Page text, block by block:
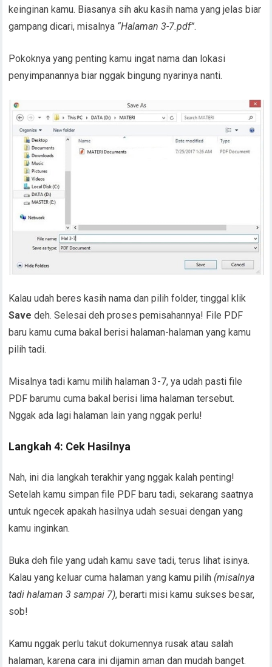
keinginan kamu. Biasanya sih aku kasih nama yang jelas biar
gampang dicari, misalnya “Halaman 3-7.pdf”.
Pokoknya yang penting kamu ingat nama dan lokasi
penyimpanannya biar nggak bingung nyarinya nanti.
Kalau udah beres kasih nama dan pilih folder, tinggal klik
Save deh. Selesai deh proses pemisahannya! File PDF
baru kamu cuma bakal berisi halaman-halaman yang kamu
pilih tadi.
Misalnya tadi kamu milih halaman 3-7, ya udah pasti file
PDF barumu cuma bakal berisi lima halaman tersebut.
Nggak ada lagi halaman lain yang nggak perlu!
Langkah 4: Cek Hasilnya
Nah, ini dia langkah terakhir yang nggak kalah penting!
Setelah kamu simpan file PDF baru tadi, sekarang saatnya
untuk ngecek apakah hasilnya udah sesuai dengan yang
kamu inginkan.
Buka deh file yang udah kamu save tadi, terus lihat isinya.
Kalau yang keluar cuma halaman yang kamu pilih (misalnya
tadi halaman 3 sampai 7), berarti misi kamu sukses besar,
sob!
Kamu nggak perlu takut dokumennya rusak atau salah
halaman, karena cara ini dijamin aman dan mudah banget.